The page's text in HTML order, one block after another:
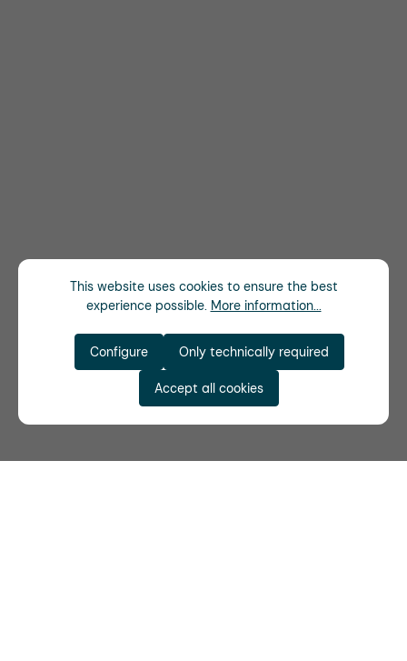
This website uses cookies to ensure the best
experience possible. More information...
Only technically required
Configure
Accept all cookies